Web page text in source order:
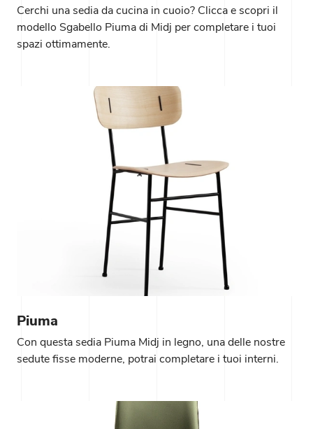
Cerchi una sedia da cucina in cuoio? Clicca e scopri il
modello Sgabello Piuma di Midj per completare i tuoi
spazi ottimamente.
Piuma
Con questa sedia Piuma Midj in legno, una delle nostre
sedute fisse moderne, potrai completare i tuoi interni.